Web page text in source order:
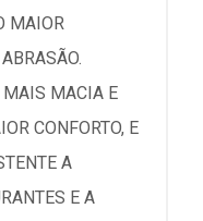
MAIOR
MAIS MACIA E
CONFORTO, E
A
E A